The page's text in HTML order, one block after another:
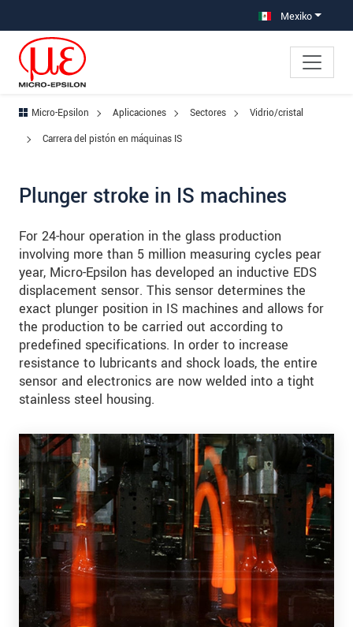
Saltar directamente a la navegación principal Mexiko
Micro-Epsilon Aplicaciones Sectores
Vidrio/cristal
Carrera del pistón en máquinas IS
Plunger stroke in IS machines
For 24-hour operation in the glass production
involving more than 5 million measuring cycles pear
year, Micro-Epsilon has developed an inductive EDS
displacement sensor. This sensor determines the
exact plunger position in IS machines and allows for
the production to be carried out according to
predefined specifications. In order to increase
resistance to lubricants and shock loads, the entire
sensor and electronics are now welded into a tight
stainless steel housing.